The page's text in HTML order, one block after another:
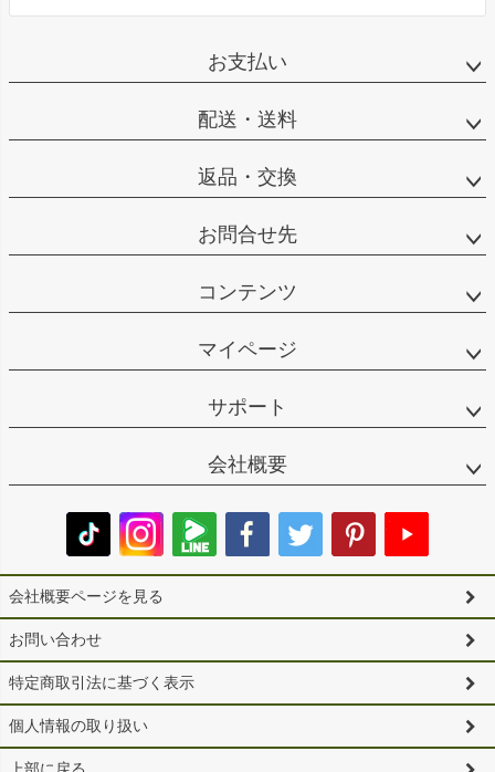
お支払い
配送・送料
返品・交換
お問合せ先
コンテンツ
マイページ
サポート
会社概要
会社概要ページを見る
お問い合わせ
特定商取引法に基づく表示
個人情報の取り扱い